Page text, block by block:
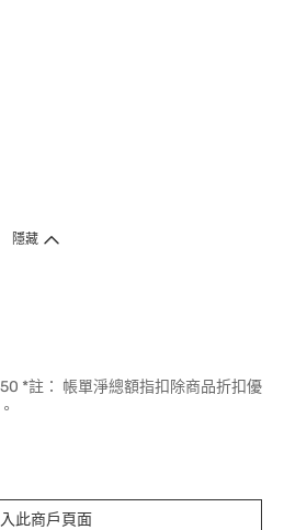
隱藏
*註： 帳單淨總額指扣除商品折扣優
此商戶頁面